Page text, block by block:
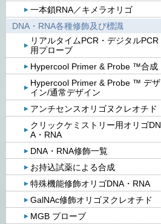
一本鎖RNA／キメラオリゴ
DNA・RNA各種修飾及び標識
リアルタイムPCR・デジタルPCR
用プローブ
Hypercool Primer & Probe ™合成
Hypercool Primer & Probe ™ デザ
イン/通常デザイン
アンチセンスオリゴヌクレオチド
クリックケミストリー用オリゴDN
A・RNA
DNA・RNA修飾一覧
お持込試薬による合成
特殊機能修飾オリゴDNA・RNA
GalNAc修飾オリゴヌクレオチド
MGB プローブ